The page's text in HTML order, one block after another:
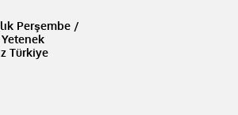
Perşembe /
Türkiye